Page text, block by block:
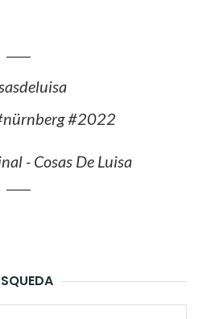
#2022
- Cosas De Luisa